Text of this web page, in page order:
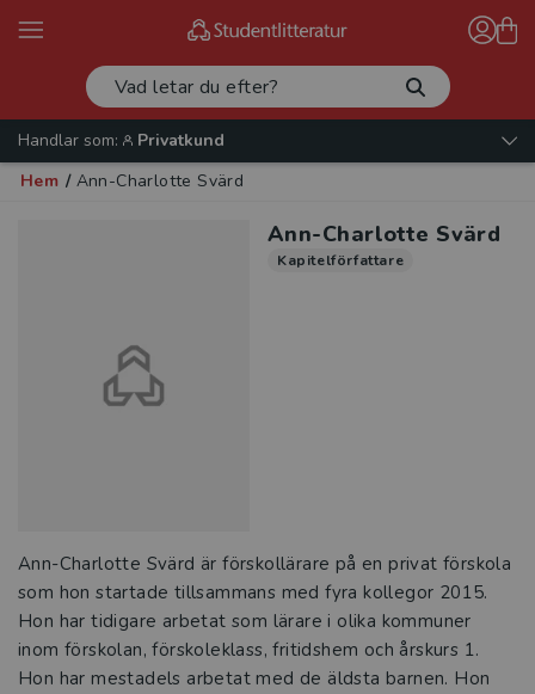
Handlar som:
Privatkund
Hem / Ann-Charlotte Svärd
Ann-Charlotte Svärd
Kapitelförfattare
Ann-Charlotte Svärd är förskollärare på en privat förskola
som hon startade tillsammans med fyra kollegor 2015.
Hon har tidigare arbetat som lärare i olika kommuner
inom förskolan, förskoleklass, fritidshem och årskurs 1.
Hon har mestadels arbetat med de äldsta barnen. Hon